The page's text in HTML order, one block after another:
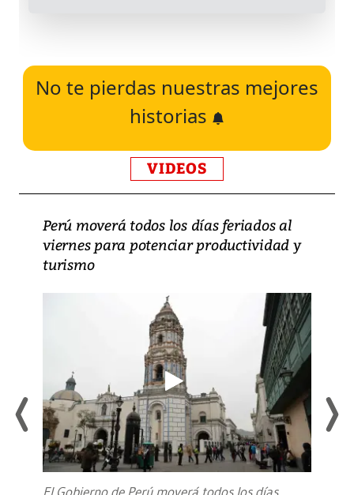
No te pierdas nuestras mejores
historias
VIDEOS
Perú moverá todos los días feriados al
viernes para potenciar productividad y
turismo
El Gobierno de Perú moverá todos los días